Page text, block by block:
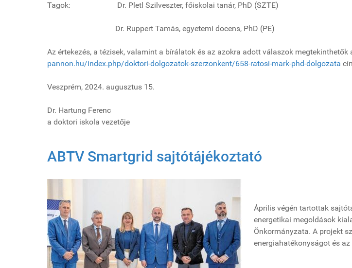
Tagok: Dr. Pletl Szilveszter, főiskolai tanár, PhD (SZTE)
Dr. Ruppert Tamás, egyetemi docens, PhD (PE)
Az értekezés, a tézisek, valamint a bírálatok és az azokra adott válaszok
pannon.hu/index.php/doktori-dolgozatok-szerzonkent/658-ratosi-mark-phd-dolgozata
Veszprém, 2024. augusztus 15.
Dr. Hartung Ferenc
a doktori iskola vezetője
ABTV Smartgrid sajtótájékoztató
Április végén tartottak
energetikai megoldások
Önkormányzata. A projekt
energiahatékonyságot és